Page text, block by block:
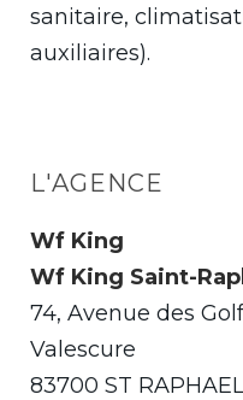
sanitaire,
auxiliaires).
L'AGENCE
Wf King
Wf King Saint-
74, Avenue des
Valescure
83700 ST RAPHAEL